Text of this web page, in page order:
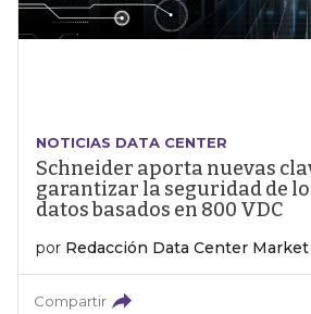
NOTICIAS DATA CENTER
Schneider aporta nuevas
garantizar la seguridad de
datos basados en 800 VDC
por Redacción Data Center Market
Compartir